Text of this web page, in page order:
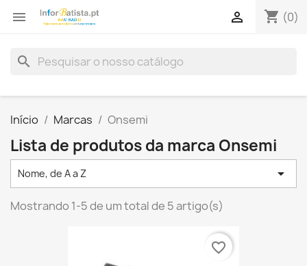
 shopping_cart (0)

search
Início Marcas Onsemi
Lista de produtos da marca Onsemi
Nome, de A a Z 
Mostrando 1-5 de um total de 5 artigo(s)
favorite_border